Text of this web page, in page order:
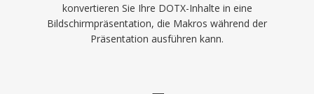
konvertieren Sie Ihre DOTX-Inhalte in eine
Bildschirmpräsentation, die Makros während der
Präsentation ausführen kann.